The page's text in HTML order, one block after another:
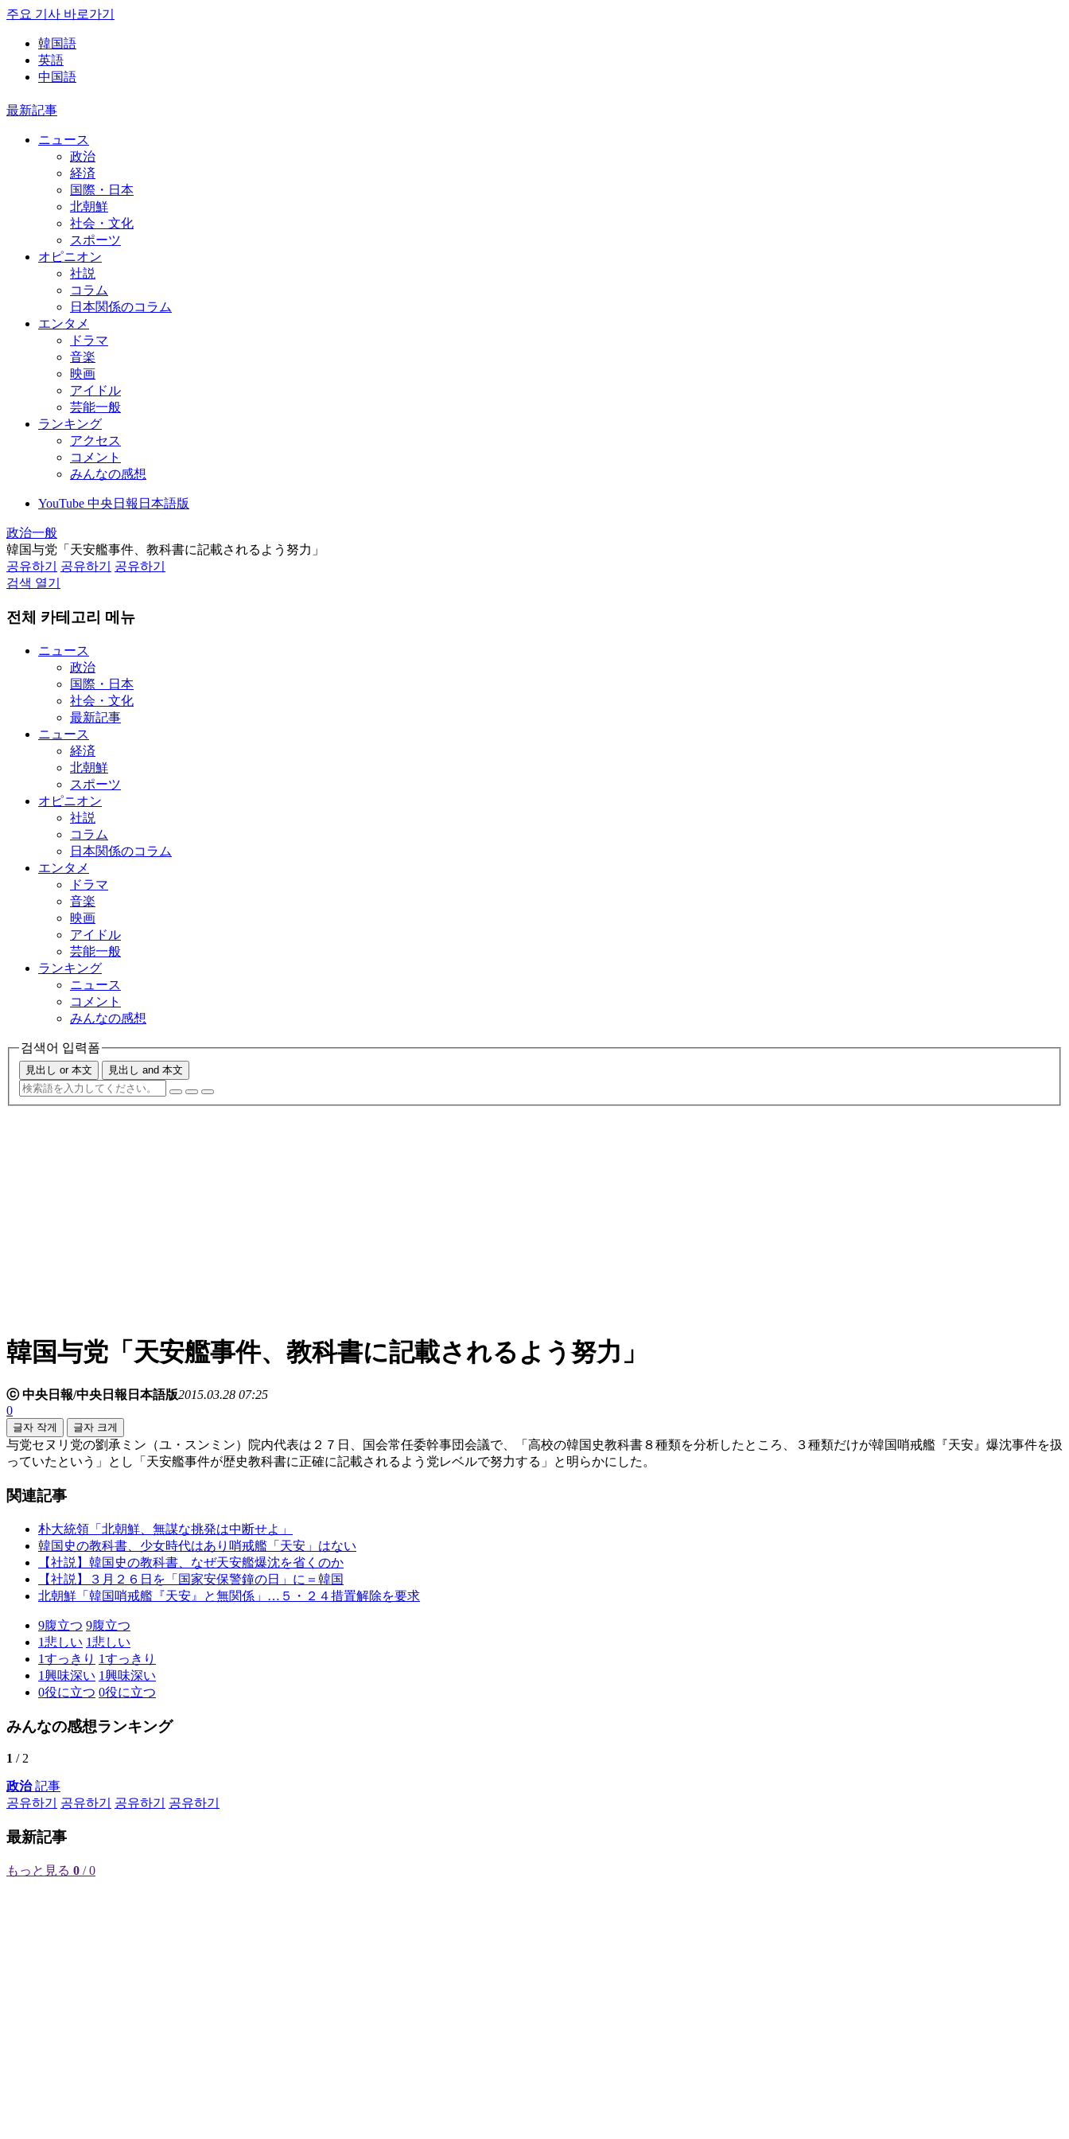
주요 기사 바로가기
韓国語
英語
中国語
最新記事
ニュース
政治
経済
国際・日本
北朝鮮
社会・文化
スポーツ
オピニオン
社説
コラム
日本関係のコラム
エンタメ
ドラマ
音楽
映画
アイドル
芸能一般
ランキング
アクセス
コメント
みんなの感想
YouTube 中央日報日本語版
政治一般
韓国与党「天安艦事件、教科書に記載されるよう努力」
공유하기
공유하기
공유하기
검색 열기
전체 카테고리 메뉴
ニュース
政治
国際・日本
社会・文化
最新記事
ニュース
経済
北朝鮮
スポーツ
オピニオン
社説
コラム
日本関係のコラム
エンタメ
ドラマ
音楽
映画
アイドル
芸能一般
ランキング
ニュース
コメント
みんなの感想
검색어 입력폼
見出し or 本文 見出し and 本文
韓国与党「天安艦事件、教科書に記載されるよう努力」
ⓒ 中央日報/中央日報日本語版2015.03.28 07:25
0
글자 작게 글자 크게
与党セヌリ党の劉承ミン（ユ・スンミン）院内代表は２７日、国会常任委幹事団会議で、「高校の韓国史教科書８種類を分析したところ、３種類だけが韓国哨戒艦『天安』爆沈事件を扱
っていたという」とし「天安艦事件が歴史教科書に正確に記載されるよう党レベルで努力する」と明らかにした。
関連記事
朴大統領「北朝鮮、無謀な挑発は中断せよ」
韓国史の教科書、少女時代はあり哨戒艦「天安」はない
【社説】韓国史の教科書、なぜ天安艦爆沈を省くのか
【社説】３月２６日を「国家安保警鐘の日」に＝韓国
北朝鮮「韓国哨戒艦『天安』と無関係」…５・２４措置解除を要求
9腹立つ 9腹立つ
1悲しい 1悲しい
1すっきり 1すっきり
1興味深い 1興味深い
0役に立つ 0役に立つ
みんなの感想ランキング
1 / 2
政治記事
공유하기
공유하기 공유하기 공유하기
最新記事
もっと見る 0 / 0